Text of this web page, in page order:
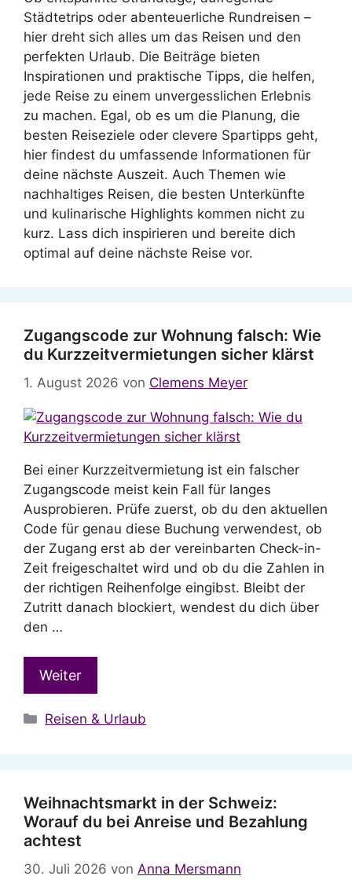
Städtetrips oder abenteuerliche Rundreisen –
hier dreht sich alles um das Reisen und den
perfekten Urlaub. Die Beiträge bieten
Inspirationen und praktische Tipps, die helfen,
jede Reise zu einem unvergesslichen Erlebnis
zu machen. Egal, ob es um die Planung, die
besten Reiseziele oder clevere Spartipps geht,
hier findest du umfassende Informationen für
deine nächste Auszeit. Auch Themen wie
nachhaltiges Reisen, die besten Unterkünfte
und kulinarische Highlights kommen nicht zu
kurz. Lass dich inspirieren und bereite dich
optimal auf deine nächste Reise vor.
Zugangscode zur Wohnung falsch: Wie
du Kurzzeitvermietungen sicher klärst
1. August 2026 von Clemens Meyer
Bei einer Kurzzeitvermietung ist ein falscher
Zugangscode meist kein Fall für langes
Ausprobieren. Prüfe zuerst, ob du den aktuellen
Code für genau diese Buchung verwendest, ob
der Zugang erst ab der vereinbarten Check-in-
Zeit freigeschaltet wird und ob du die Zahlen in
der richtigen Reihenfolge eingibst. Bleibt der
Zutritt danach blockiert, wendest du dich über
den …
Weiter
Kategorien
Reisen & Urlaub
Weihnachtsmarkt in der Schweiz:
Worauf du bei Anreise und Bezahlung
achtest
30. Juli 2026 von Anna Mersmann